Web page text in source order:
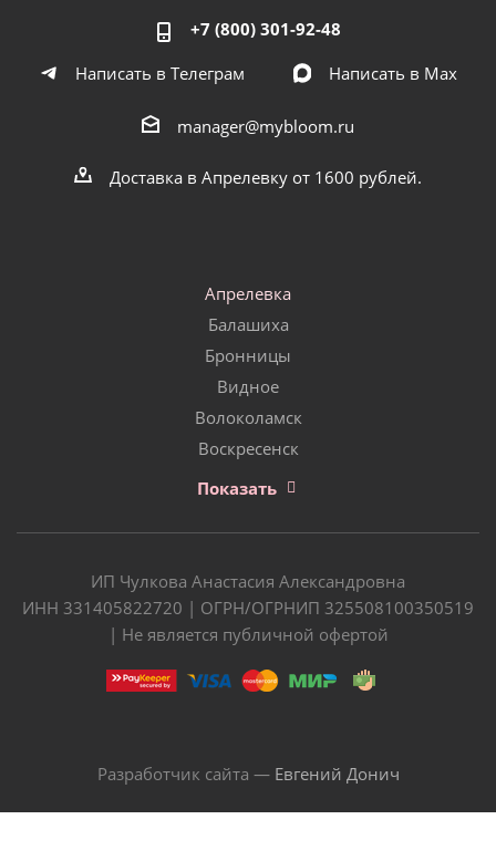
+7 (800) 301-92-48
Написать в Телеграм
Написать в Мах
manager@mybloom.ru
Доставка в Апрелевку от 1600 рублей.
Апрелевка
Балашиха
Бронницы
Видное
Волоколамск
Воскресенск
Показать
ИП Чулкова Анастасия Александровна
ИНН 331405822720 | ОГРН/ОГРНИП 325508100350519
| Не является публичной офертой
Разработчик сайта — Евгений Донич